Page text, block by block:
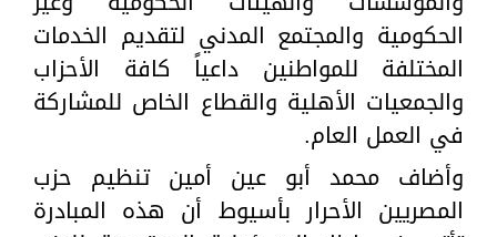
الحكومية والمجتمع المدني لتقديم الخدمات
المختلفة للمواطنين داعياً كافة الأحزاب
والجمعيات الأهلية والقطاع الخاص للمشاركة
في العمل العام.
وأضاف محمد أبو عين أمين تنظيم حزب
المصريين الأحرار بأسيوط أن هذه المبادرة